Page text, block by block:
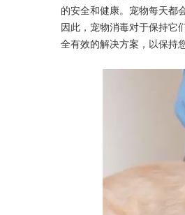
的安全和健康。宠物每天都
因此，宠物消毒对于保持它
全有效的解决方案，以保持